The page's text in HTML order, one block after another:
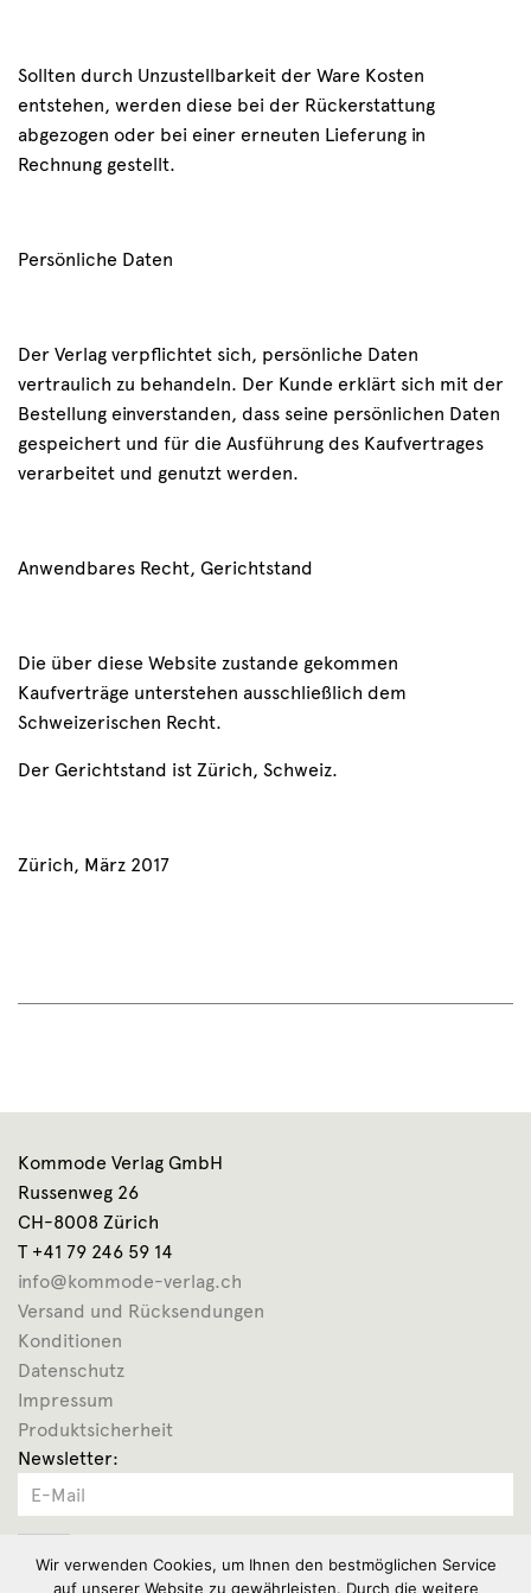
Sollten durch Unzustellbarkeit der Ware Kosten
entstehen, werden diese bei der Rückerstattung
abgezogen oder bei einer erneuten Lieferung in
Rechnung gestellt.
Persönliche Daten
Der Verlag verpflichtet sich, persönliche Daten
vertraulich zu behandeln. Der Kunde erklärt sich mit der
Bestellung einverstanden, dass seine persönlichen Daten
gespeichert und für die Ausführung des Kaufvertrages
verarbeitet und genutzt werden.
Anwendbares Recht, Gerichtstand
Die über diese Website zustande gekommen
Kaufverträge unterstehen ausschließlich dem
Schweizerischen Recht.
Der Gerichtstand ist Zürich, Schweiz.
Zürich, März 2017
Kommode Verlag GmbH
Russenweg 26
CH-8008 Zürich
T +41 79 246 59 14
info@kommode-verlag.ch
Versand und Rücksendungen
Konditionen
Datenschutz
Impressum
Produktsicherheit
Newsletter:
OK
Wir verwenden Cookies, um Ihnen den bestmöglichen Service
auf unserer Website zu gewährleisten. Durch die weitere